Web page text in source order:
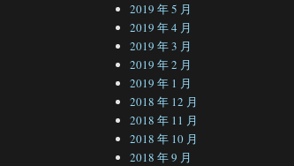
2019 年 5 月
2019 年 4 月
2019 年 3 月
2019 年 2 月
2019 年 1 月
2018 年 12 月
2018 年 11 月
2018 年 10 月
2018 年 9 月